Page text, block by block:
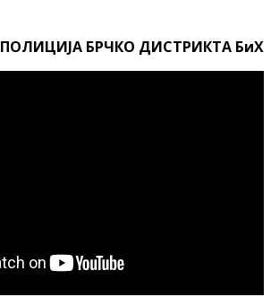
ПОЛИЦИЈА БРЧКО ДИСТРИКТА БиХ